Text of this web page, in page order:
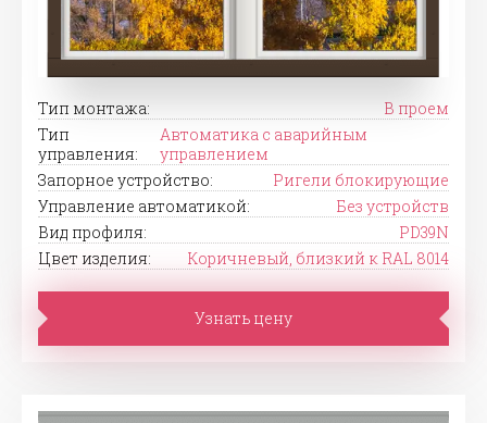
Тип монтажа:
В проем
Тип
управления:
Автоматика с аварийным
управлением
Запорное устройство:
Ригели блокирующие
Управление автоматикой:
Без устройств
Вид профиля:
PD39N
Цвет изделия:
Коричневый, близкий к RAL 8014
Узнать цену